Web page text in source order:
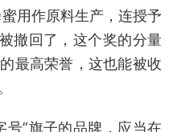
用作原料生产，连授予
撤回了，这个奖的分量
最高荣誉，这也能被收
号”旗子的品牌，应当在